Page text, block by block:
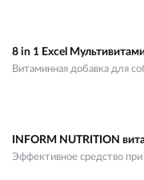
8 in 1 Excel
Витаминная добавка для
INFORM NUTRITION
Эффективное средство при